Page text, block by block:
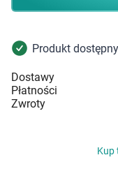
Kosmetyki
Mężczyzna
Zdrowy styl życia
Sprzęt medyczny
Produkt
Dostawy
Płatności
Zwroty
Kup